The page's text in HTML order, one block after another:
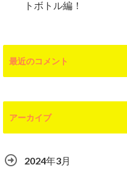
トボトル編！
最近のコメント
アーカイブ
2024年3月